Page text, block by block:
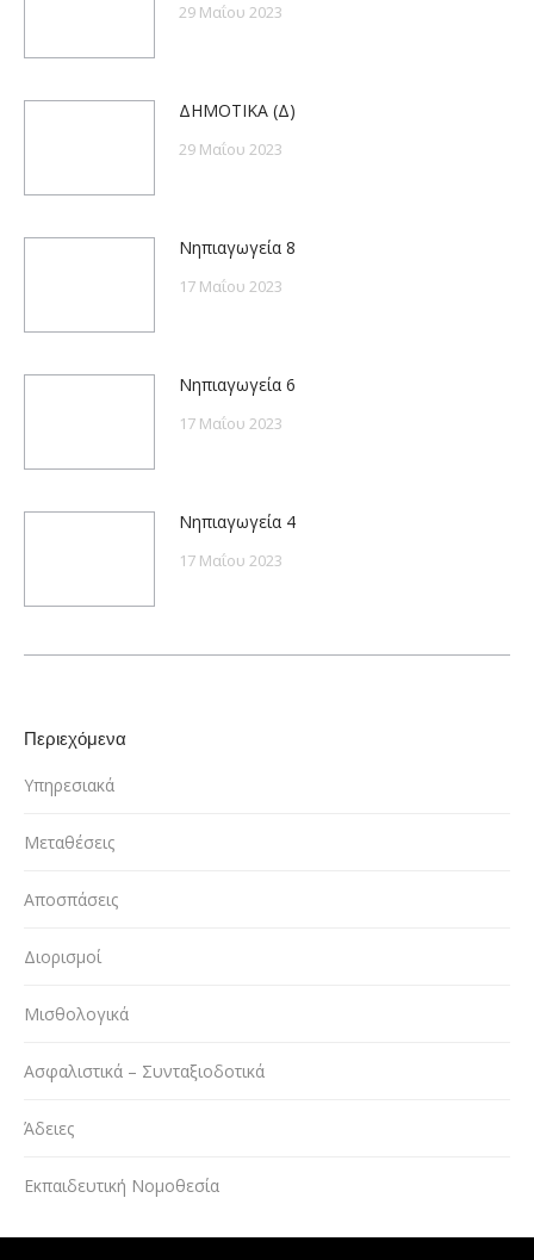
29 Μαΐου 2023
ΔΗΜΟΤΙΚΑ (Δ)
29 Μαΐου 2023
Νηπιαγωγεία 8
17 Μαΐου 2023
Νηπιαγωγεία 6
17 Μαΐου 2023
Νηπιαγωγεία 4
17 Μαΐου 2023
Περιεχόμενα
Υπηρεσιακά
Μεταθέσεις
Αποσπάσεις
Διορισμοί
Μισθολογικά
Ασφαλιστικά – Συνταξιοδοτικά
Άδειες
Εκπαιδευτική Νομοθεσία